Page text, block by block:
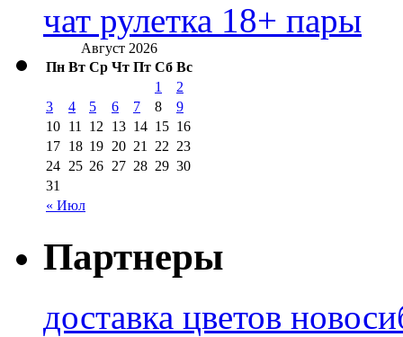
чат рулетка 18+ пары
Август 2026
Пн Вт Ср Чт Пт Сб Вс
« Июл
1
2
3
4 5 6 7 8
9
10 11 12 13 14 15 16
17 18 19 20 21 22 23
24 25 26 27 28 29 30
31
Партнеры
доставка цветов